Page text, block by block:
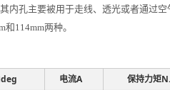
内孔主要被用于走线、透光或者通过
和114mm两种。
电流A 保持力矩